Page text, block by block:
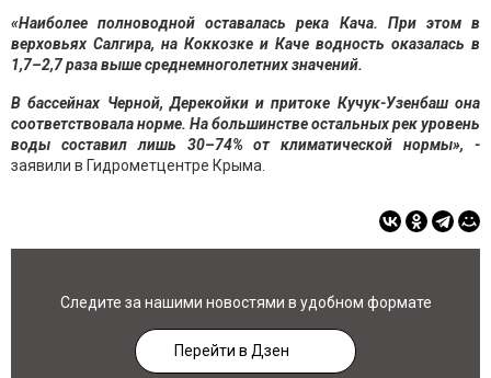
«Наиболее полноводной оставалась река Кача. При этом в
верховьях Салгира, на Коккозке и Каче водность оказалась в
1,7–2,7 раза выше среднемноголетних значений.
В бассейнах Черной, Дерекойки и притоке Кучук-Узенбаш она
соответствовала норме. На большинстве остальных рек уровень
воды составил лишь 30–74% от климатической нормы», -
заявили в Гидрометцентре Крыма.
Следите за нашими новостями в удобном формате
Перейти в Дзен